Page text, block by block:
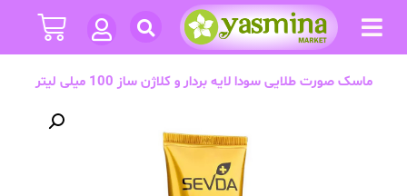
ماسک صورت طلایی سودا لایه بردار و کلاژن ساز 100 میلی لیتر